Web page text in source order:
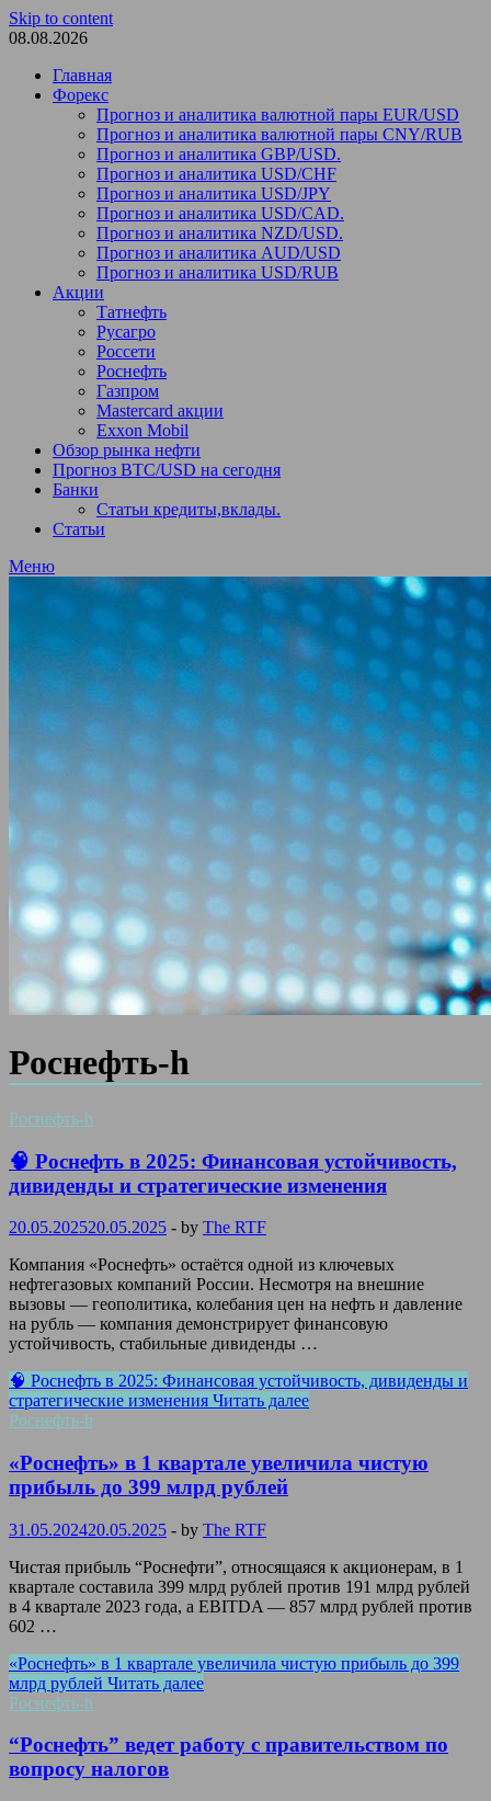
Skip to content
08.08.2026
Главная
Форекс
Прогноз и аналитика валютной пары EUR/USD
Прогноз и аналитика валютной пары CNY/RUB
Прогноз и аналитика GBP/USD.
Прогноз и аналитика USD/CHF
Прогноз и аналитика USD/JPY
Прогноз и аналитика USD/CAD.
Прогноз и аналитика NZD/USD.
Прогноз и аналитика AUD/USD
Прогноз и аналитика USD/RUB
Акции
Татнефть
Русагро
Россети
Роснефть
Газпром
Mastercard акции
Exxon Mobil
Обзор рынка нефти
Прогноз BTC/USD на сегодня
Банки
Статьи кредиты,вклады.
Статьи
Меню
Роснефть-h
Роснефть-h
🧠 Роснефть в 2025: Финансовая устойчивость,
дивиденды и стратегические изменения
20.05.202520.05.2025 - by The RTF
Компания «Роснефть» остаётся одной из ключевых
нефтегазовых компаний России. Несмотря на внешние
вызовы — геополитика, колебания цен на нефть и давление
на рубль — компания демонстрирует финансовую
устойчивость, стабильные дивиденды …
🧠 Роснефть в 2025: Финансовая устойчивость, дивиденды и
стратегические изменения Читать далее
Роснефть-h
«Роснефть» в 1 квартале увеличила чистую
прибыль до 399 млрд рублей
31.05.202420.05.2025 - by The RTF
Чистая прибыль “Роснефти”, относящаяся к акционерам, в 1
квартале составила 399 млрд рублей против 191 млрд рублей
в 4 квартале 2023 года, а EBITDA — 857 млрд рублей против
602 …
«Роснефть» в 1 квартале увеличила чистую прибыль до 399
млрд рублей Читать далее
Роснефть-h
“Роснефть” ведет работу с правительством по
вопросу налогов